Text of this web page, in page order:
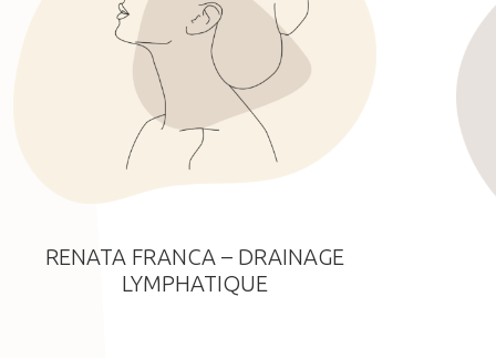
RENATA FRANCA – DRAINAGE
LYMPHATIQUE